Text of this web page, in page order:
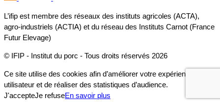
L’ifip est membre des réseaux des instituts agricoles (ACTA),
agro-industriels (ACTIA) et du réseau des Instituts Carnot (France
Futur Elevage)
© IFIP - Institut du porc - Tous droits réservés 2026
Ce site utilise des cookies afin d’améliorer votre expérience
utilisateur et de réaliser des statistiques d’audience.
J'accepteJe refuseEn savoir plus